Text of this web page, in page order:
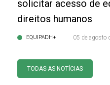
solicitar acesso de
direitos humanos
EQUIPADH+ 05 de agosto
TODAS AS NOTÍCIAS